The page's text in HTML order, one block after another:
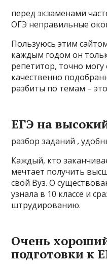
перед экзаменами
ОГЭ неправильные
Пользуюсь этим
каждым годом он
репетитор, точно могу
качественно
разбиты по темам –
ЕГЭ на
разбор заданий ,
Каждый, кто
мечтает получить
свой Вуз. О
узнала в 10 классе и
штрудированию.
Очень
подготовки к